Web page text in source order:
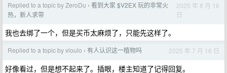
Replied to a topic by ZeroDu › 看到大家 $V2EX 玩的非常火
热，新人求带
2025 年 8 月 16
日
我也去绑了一个，但是买币太麻烦了，只能先这样了。
Replied to a topic by vioulo › 有人认识这一植物吗 2025 年 7 月 16 日
好像看过，但是想不起来了。插眼，楼主知道了记得回复。